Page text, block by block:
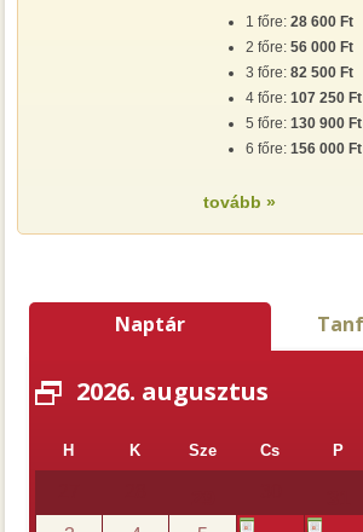
1 főre:28 600 Ft
2 főre:56 000 Ft
3 főre:82 500 Ft
4 főre:107 250 Ft
5 főre:130 900 Ft
6 főre:156 000 Ft
tovább »
Naptár
2026. augusztus
H K Sze Cs P